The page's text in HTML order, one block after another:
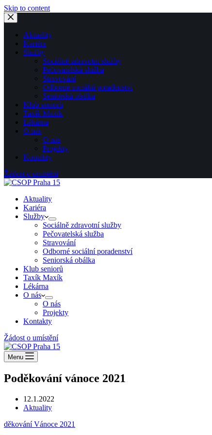
Skip to content
Aktuality
Kariéra
Služby
Sociálně zdravotní služby
Pečovatelská služba
Stravování
Odborné sociální poradenství
Seniorská obálka
Klub seniorů
Taxík Maxík
Lékárna
O nás
O nás
Projekty
Kontakty
Žádost o umístění
Aktuality
Kariéra
Služby
Sociálně zdravotní služby
Pečovatelská služba
Stravování
Odborné sociální poradenství
Seniorská obálka
Klub seniorů
Taxík Maxík
Lékárna
O nás
O nás
Projekty
Kontakty
Žádost o umístění
Menu
Poděkování vánoce 2021
12.1.2022
Aktuality
děkování Vánoce 2021